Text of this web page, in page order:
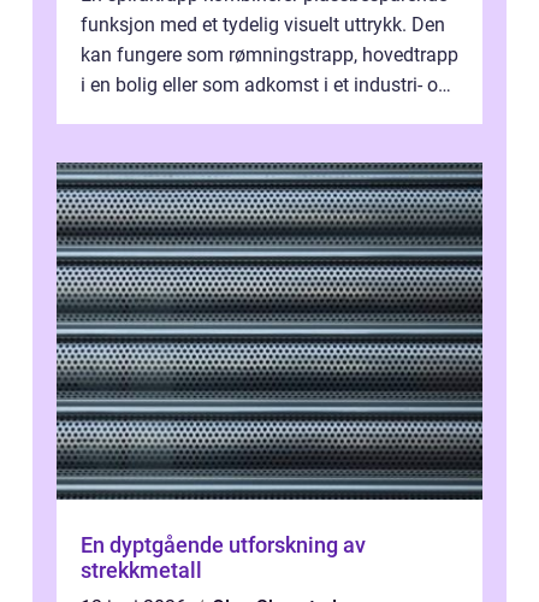
funksjon med et tydelig visuelt uttrykk. Den
kan fungere som rømningstrapp, hovedtrapp
i en bolig eller som adkomst i et industri- og
En dyptgående utforskning av
strekkmetall